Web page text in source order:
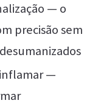
— o
precisão sem
—